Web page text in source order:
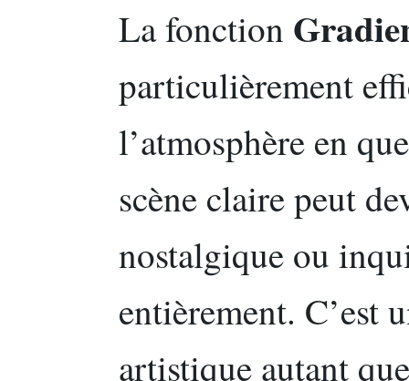
La fonction
particulièrement
l’atmosphère en
scène claire peut
nostalgique ou
entièrement. C’est
artistique autant